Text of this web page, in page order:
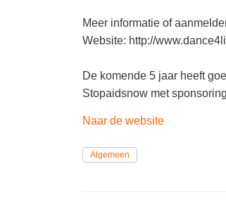
Meer informatie of
Website: http://
De komende 5 jaar heeft
Stopaidsnow met
Naar de website
Algemeen